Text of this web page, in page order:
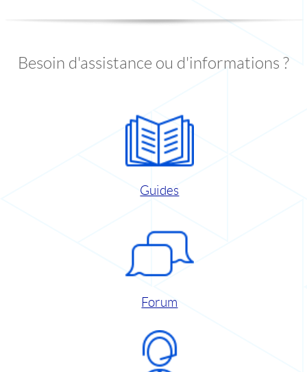
Besoin d'assistance ou d'informations ?
Guides
Forum